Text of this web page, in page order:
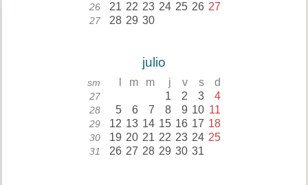
26 21 22 23 24 25 26 27
27 28 29 30
julio
sm m m j v s d
27 1 2 3 4
28 5 6 7 8 9 10 11
29 12 13 14 15 16 17 18
30 19 20 21 22 23 24 25
31 26 27 28 29 30 31